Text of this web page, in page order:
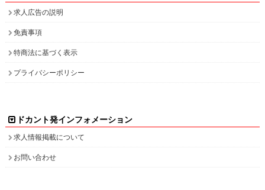
求人広告の説明
免責事項
特商法に基づく表示
プライバシーポリシー
ドカント発インフォメーション
求人情報掲載について
お問い合わせ